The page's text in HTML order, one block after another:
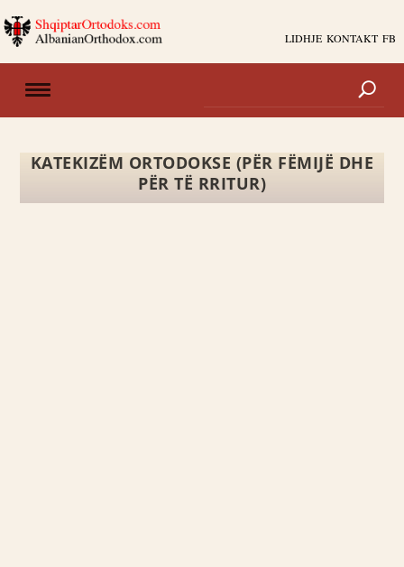
LIDHJE KONTAKT FB
KATEKIZËM ORTODOKSE (PËR FËMIJË DHE
PËR TË RRITUR)